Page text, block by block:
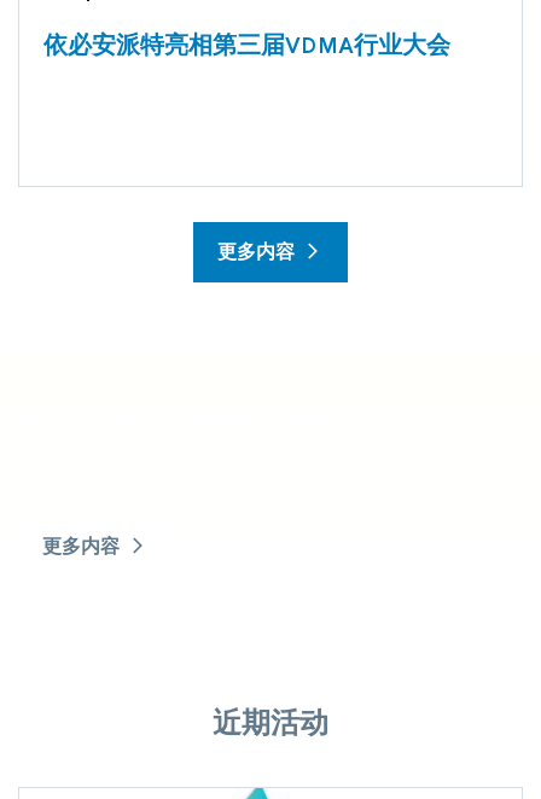
依必安派特亮相第三届VDMA行业大会
更多内容
更多内容
近期活动